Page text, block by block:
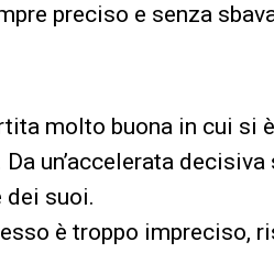
preciso e senza
molto buona in cui si
Da un’accelerata
dei suoi.
è troppo impreciso,